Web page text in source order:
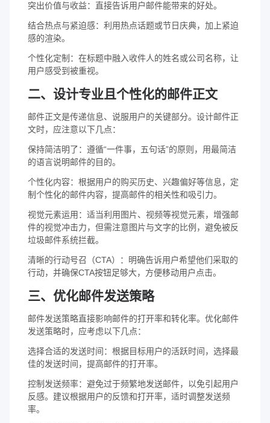
突出价值与收益：直接告诉用户邮件能带来的好处。
结合热点与紧迫感：利用热点话题或节日庆典，加上紧迫
感的渲染。
个性化定制：在标题中融入收件人的姓名或公司名称，让
用户感受到被重视。
二、设计专业且个性化的邮件正文
邮件正文是传递信息、说服用户的关键部分。设计邮件正
文时，应注意以下几点：
保持简洁明了：遵循“一件事，五句话”的原则，用最简洁
的语言说明邮件的目的。
个性化内容：根据用户的购买历史、兴趣偏好等信息，定
制个性化的邮件内容，提高邮件的相关性和吸引力。
视觉元素运用：适当利用图片、视频等视觉元素，增强邮
件的视觉冲击力，但需注意图片与文字的比例，避免被反
垃圾邮件系统拦截。
清晰的行动号召（CTA）：明确告诉用户希望他们采取的
行动，并确保CTA按钮足够大，方便移动用户点击。
三、优化邮件发送策略
邮件发送策略直接影响邮件的打开率和转化率。优化邮件
发送策略时，应考虑以下几点：
选择合适的发送时间：根据目标用户的活跃时间，选择最
佳的发送时间，提高邮件的打开率。
控制发送频率：避免过于频繁地发送邮件，以免引起用户
反感。建议根据用户的反馈和打开率，适时调整发送频
率。